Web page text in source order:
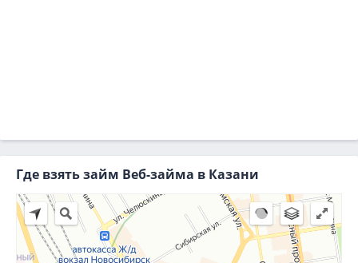
Где взять займ Веб-займа в Казани